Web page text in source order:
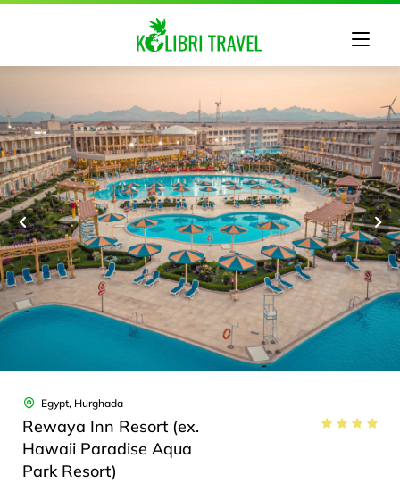
Egypt, Hurghada
Rewaya Inn Resort (ex.
Hawaii Paradise Aqua
Park Resort)